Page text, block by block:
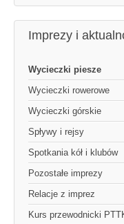
Imprezy i
Wycieczki piesze
Wycieczki rowerowe
Wycieczki górskie
Spływy i rejsy
Spotkania kół i klubów
Pozostałe imprezy
Relacje z imprez
Kurs przewodnicki